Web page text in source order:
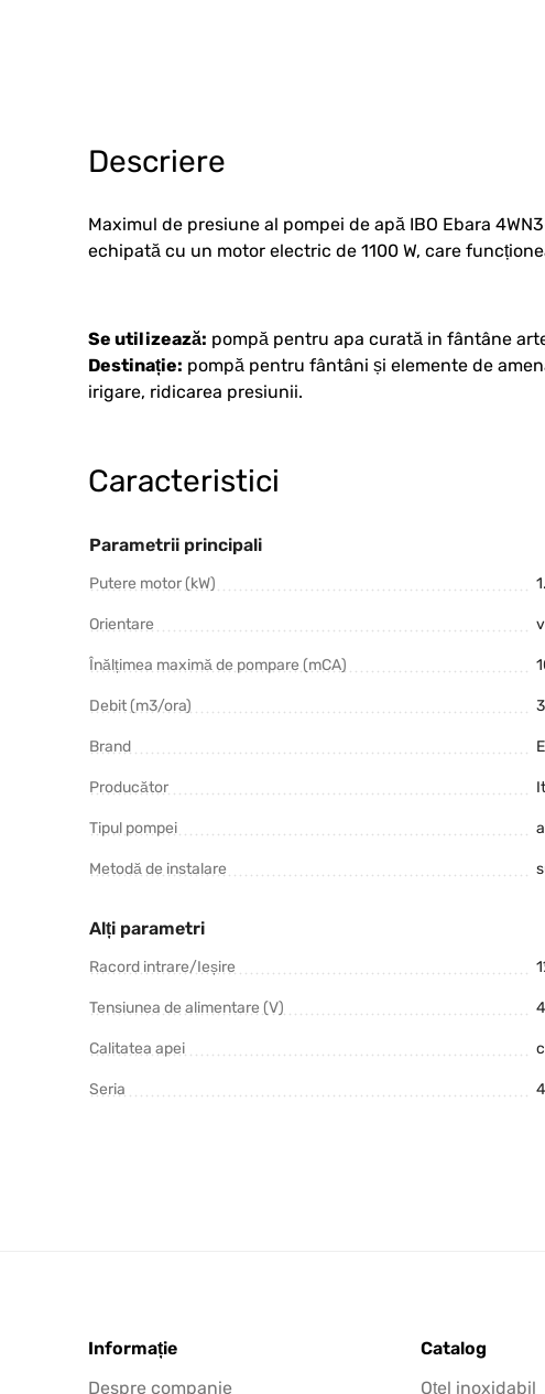
Descriere
Maximul de presiune al pompei de apă IBO Ebara
echipată cu un motor electric de 1100 W, care
Se utilizează: pompă pentru apa curată in fântâne
Destinație: pompă pentru fântâni și elemente de
irigare, ridicarea presiunii.
Caracteristici
Parametrii principali
Putere motor (kW)
Orientare
Înălțimea maximă de pompare (mCA)
Debit (m3/ora) 3
Brand
Producător
Tipul pompei
Metodă de instalare
Alți parametri
Racord intrare/Ieșire
Tensiunea de alimentare (V)
Calitatea apei
Seria
Informație
Despre companie
Catalog
Oțel inoxidabil